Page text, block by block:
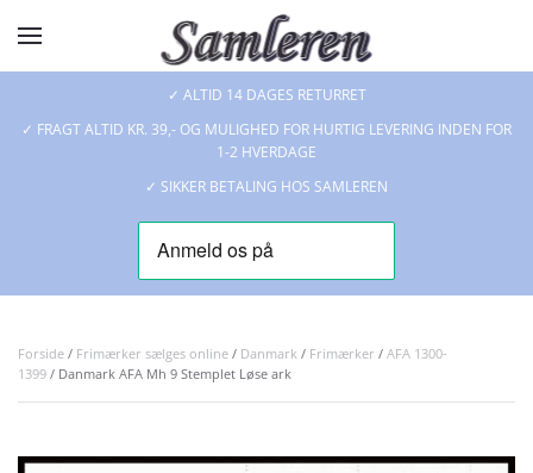
Skip to main content
✓ ALTID 14 DAGES RETURRET
✓ FRAGT ALTID KR. 39,- OG MULIGHED FOR HURTIG LEVERING INDEN FOR
1-2 HVERDAGE
✓ SIKKER BETALING HOS SAMLEREN
Forside / Frimærker sælges online / Danmark / Frimærker / AFA 1300-
1399 / Danmark AFA Mh 9 Stemplet Løse ark